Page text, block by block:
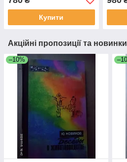
Дещиця та ін. Київ 2008
рік
Купити
Акційні пропозиції та новинки
–10%